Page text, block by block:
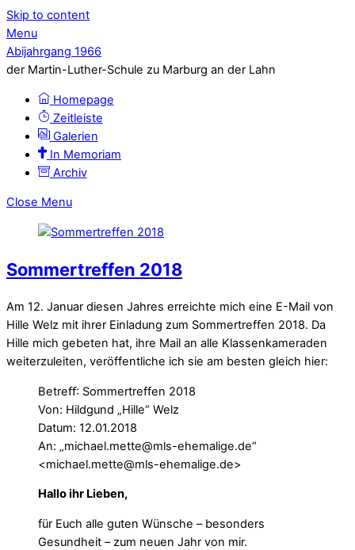
Skip to content
Menu
Abijahrgang 1966
der Martin-Luther-Schule zu Marburg an der Lahn
Homepage
Zeitleiste
Galerien
In Memoriam
Archiv
Close Menu
Sommertreffen 2018
Am 12. Januar diesen Jahres erreichte mich eine E-Mail von
Hille Welz mit ihrer Einladung zum Sommertreffen 2018. Da
Hille mich gebeten hat, ihre Mail an alle Klassenkameraden
weiterzuleiten, veröffentliche ich sie am besten gleich hier:
Betreﬀ: Sommertreffen 2018
Von: Hildgund „Hille“ Welz
Datum: 12.01.2018
An: „michael.mette@mls-ehemalige.de“
<michael.mette@mls-ehemalige.de>
Hallo ihr Lieben,
für Euch alle guten Wünsche – besonders
Gesundheit – zum neuen Jahr von mir.